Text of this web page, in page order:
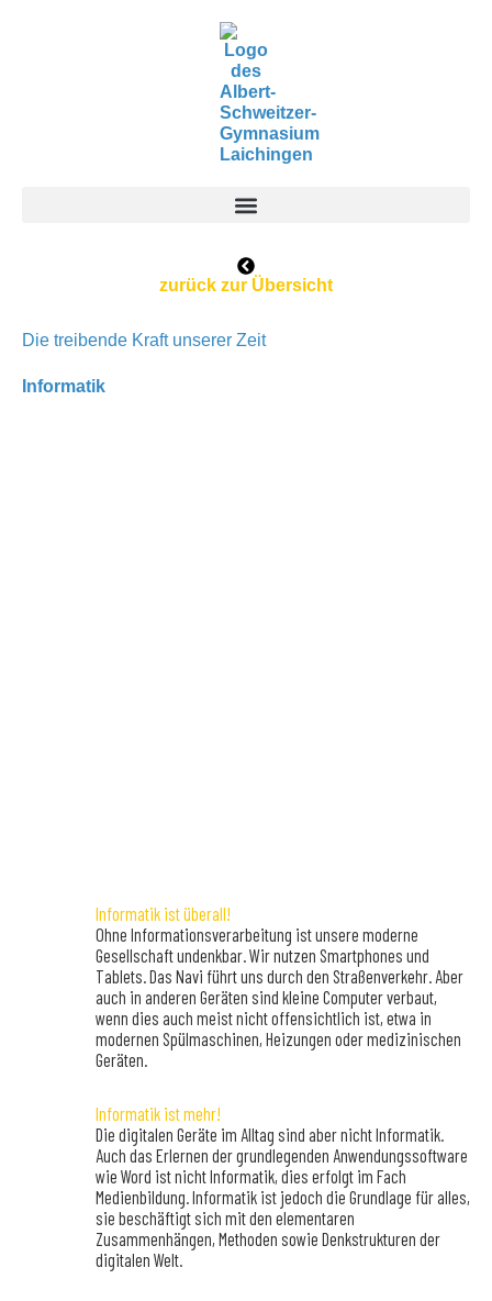
zurück zur Übersicht
Die treibende Kraft unserer Zeit
Informatik
Informatik ist überall!
Ohne Informationsverarbeitung ist unsere moderne
Gesellschaft undenkbar. Wir nutzen Smartphones und
Tablets. Das Navi führt uns durch den Straßenverkehr. Aber
auch in anderen Geräten sind kleine Computer verbaut,
wenn dies auch meist nicht offensichtlich ist, etwa in
modernen Spülmaschinen, Heizungen oder medizinischen
Geräten.
Informatik ist mehr!
Die digitalen Geräte im Alltag sind aber nicht Informatik.
Auch das Erlernen der grundlegenden Anwendungssoftware
wie Word ist nicht Informatik, dies erfolgt im Fach
Medienbildung. Informatik ist jedoch die Grundlage für alles,
sie beschäftigt sich mit den elementaren
Zusammenhängen, Methoden sowie Denkstrukturen der
digitalen Welt.